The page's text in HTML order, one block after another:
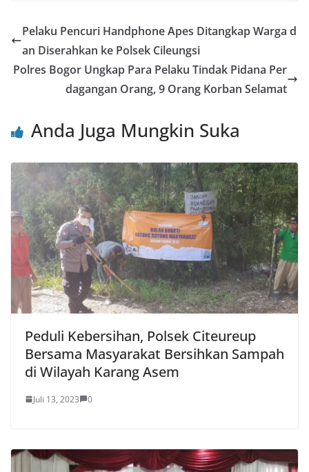
e
b
o
er l s
A
p
p
e
st
e
Pelaku Pencuri Handphone Apes Ditangkap Warga d
an Diserahkan ke Polsek Cileungsi
Polres Bogor Ungkap Para Pelaku Tindak Pidana Per
dagangan Orang, 9 Orang Korban Selamat
Anda Juga Mungkin Suka
Peduli Kebersihan, Polsek Citeureup
Bersama Masyarakat Bersihkan Sampah
di Wilayah Karang Asem
Juli 13, 2023 0